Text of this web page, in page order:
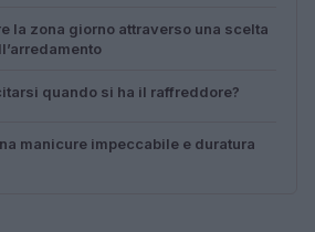
la zona giorno attraverso una scelta
quando si ha il raffreddore?
manicure impeccabile e duratura